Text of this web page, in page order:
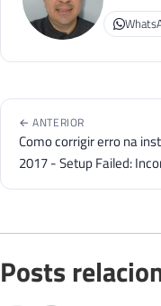
← ANTERIOR
Como corrigir erro na
2017 - Setup Failed:
Posts